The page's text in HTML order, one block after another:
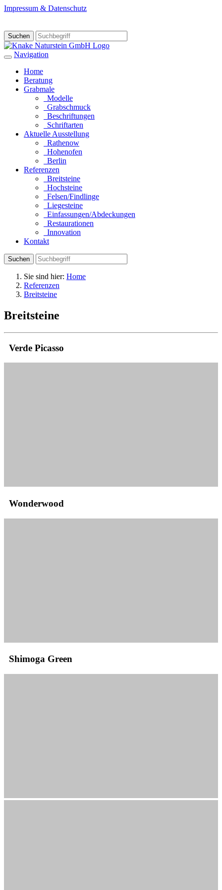
Impressum & Datenschutz
Suchen
Navigation
Home
Beratung
Grabmale
Modelle
Grabschmuck
Beschriftungen
Schriftarten
Aktuelle Ausstellung
Rathenow
Hohenofen
Berlin
Referenzen
Breitsteine
Hochsteine
Felsen/Findlinge
Liegesteine
Einfassungen/Abdeckungen
Restaurationen
Innovation
Kontakt
Suchen
Sie sind hier: Home
Referenzen
Breitsteine
Breitsteine
Verde Picasso
Wonderwood
Shimoga Green